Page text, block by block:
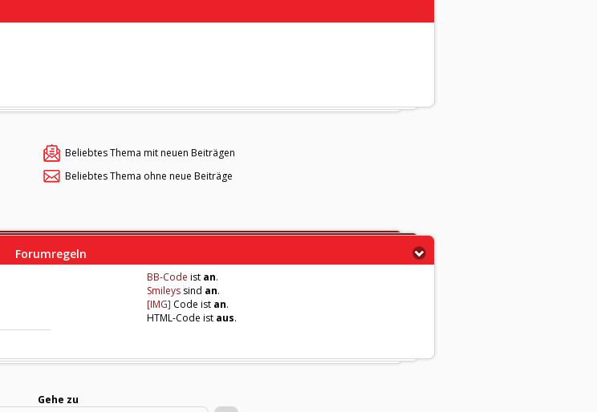
Beliebtes Thema mit neuen Beiträgen
Beliebtes Thema ohne neue Beiträge
Forumregeln
BB-Code ist an.
Smileys sind an.
[IMG] Code ist an.
HTML-Code ist aus.
Gehe zu